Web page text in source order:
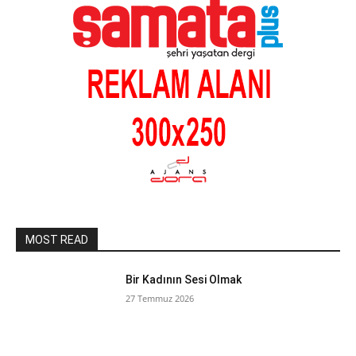
MOST READ
Bir Kadının Sesi Olmak
27 Temmuz 2026